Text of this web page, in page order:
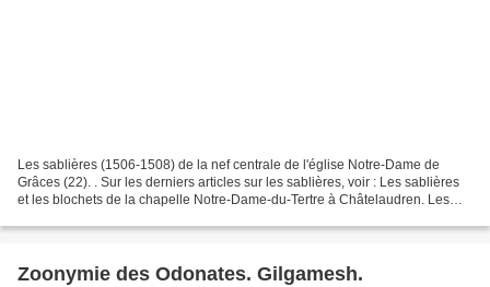
Les sablières (1506-1508) de la nef centrale de l'église Notre-Dame de
Grâces (22). . Sur les derniers articles sur les sablières, voir : Les sablières
et les blochets de la chapelle Notre-Dame-du-Tertre à Châtelaudren. Les
Zoonymie des Odonates. Gilgamesh.